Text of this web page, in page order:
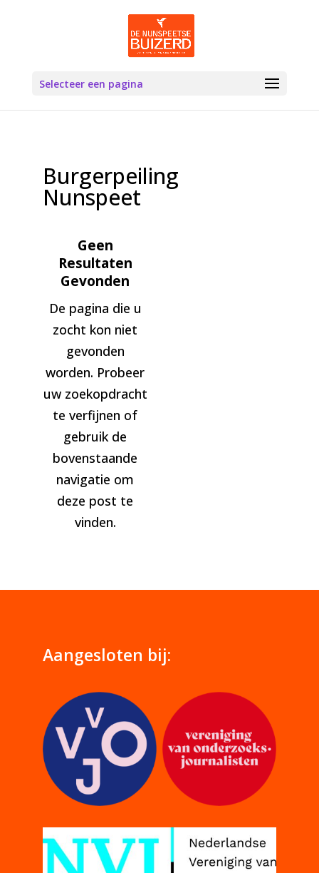
Selecteer een pagina
Burgerpeiling
Nunspeet
Geen
Resultaten
Gevonden
De pagina die u
zocht kon niet
gevonden
worden. Probeer
uw zoekopdracht
te verfijnen of
gebruik de
bovenstaande
navigatie om
deze post te
vinden.
Aangesloten bij: